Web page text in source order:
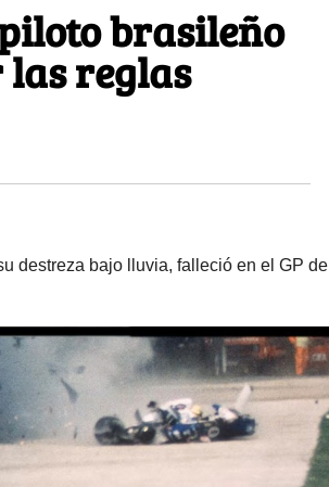
brasileño
reglas
destreza bajo lluvia, falleció en el GP de